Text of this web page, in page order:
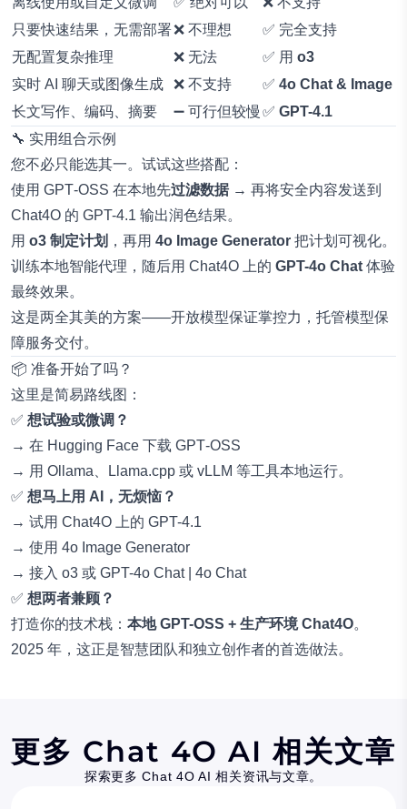
只要快速结果，无需部署❌ 不理想
✅ 完全支持
无配置复杂推理
❌ 无法 ✅ 用 o3
实时 AI 聊天或图像生成
❌ 不支持 ✅ 4o Chat & Image
长文写作、编码、摘要
➖ 可行但较慢 ✅ GPT-4.1
🔧 实用组合示例
您不必只能选其一。试试这些搭配：
使用 GPT‑OSS 在本地先过滤数据→ 再将安全内容发送到
Chat4O 的 GPT-4.1 输出润色结果。
用 o3 制定计划 ，再用 4o Image Generator 把计划可视化。
训练本地智能代理，随后用 Chat4O 上的 GPT-4o Chat 体验
最终效果。
这是两全其美的方案——开放模型保证掌控力，托管模型保
障服务交付。
📦 准备开始了吗？
这里是简易路线图：
✅ 想试验或微调？
→ 在 Hugging Face 下载 GPT‑OSS
→ 用 Ollama、Llama.cpp 或 vLLM 等工具本地运行。
✅ 想马上用 AI，无烦恼？
→ 试用 Chat4O 上的 GPT-4.1
→ 使用 4o Image Generator
→ 接入 o3 或 GPT-4o Chat| 4o Chat
✅ 想两者兼顾？
打造你的技术栈： 本地 GPT-OSS + 生产环境 Chat4O。
2025 年，这正是智慧团队和独立创作者的首选做法。
更多 Chat 4O AI 相关文章
探索更多 Chat 4O AI 相关资讯与文章。